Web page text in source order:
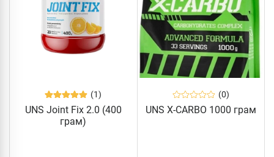
(1)
UNS Joint Fix 2.0 (400
грам)
(0)
UNS X-CARBO 1000 грам